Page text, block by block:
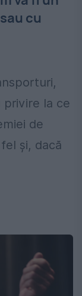
cu
privire la ce
de
și, dacă